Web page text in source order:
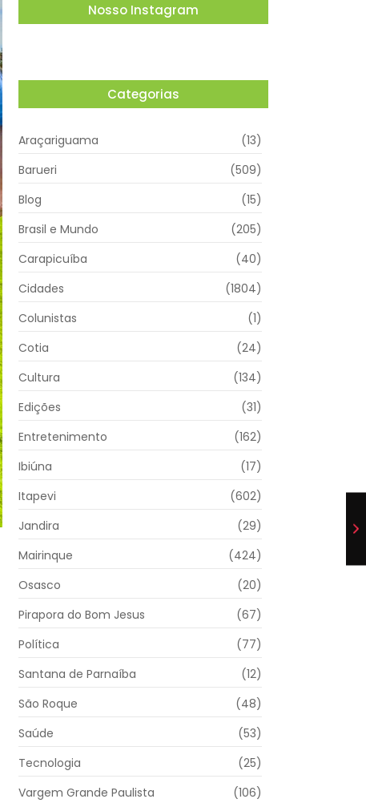
Nosso Instagram
Categorias
Araçariguama
(13)
Barueri
(509)
Blog
(15)
Brasil e Mundo
(205)
Carapicuíba
(40)
Cidades
(1804)
Colunistas
(1)
Cotia
(24)
Cultura
(134)
Edições
(31)
Entretenimento
(162)
Ibiúna
(17)
Itapevi
(602)
Jandira
(29)
Mairinque
(424)
Osasco
(20)
Pirapora do Bom Jesus
(67)
Política
(77)
Santana de Parnaíba
(12)
São Roque
(48)
Saúde
(53)
Tecnologia
(25)
Vargem Grande Paulista
(106)